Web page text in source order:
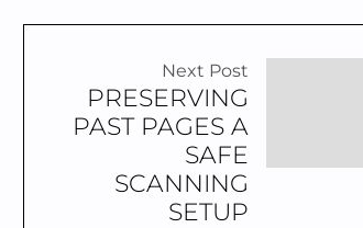
Next Post
PRESERVING
PAST PAGES A
SAFE
SCANNING
SETUP